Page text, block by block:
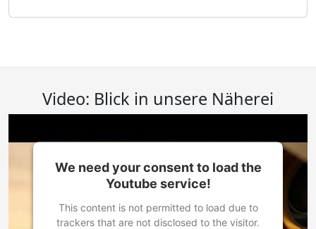
Video: Blick in unsere Näherei
We need your consent to load the
Youtube service!
This content is not permitted to load due to
trackers that are not disclosed to the visitor.